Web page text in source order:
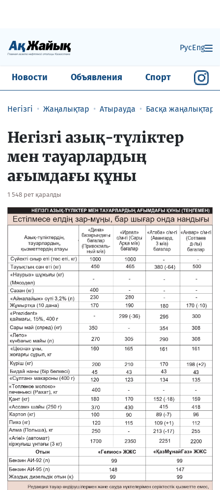
РусEng
Новости Объявления Спорт
Негізгі Жаңалықтар Атырауда Басқа жаңалықтар
Негізгі азық-түліктер
мен тауарлардың
ағымдағы құны
1 548 рет қаралды